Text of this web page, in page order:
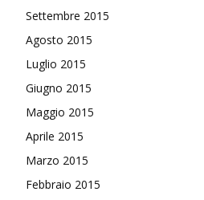
Settembre 2015
Agosto 2015
Luglio 2015
Giugno 2015
Maggio 2015
Aprile 2015
Marzo 2015
Febbraio 2015